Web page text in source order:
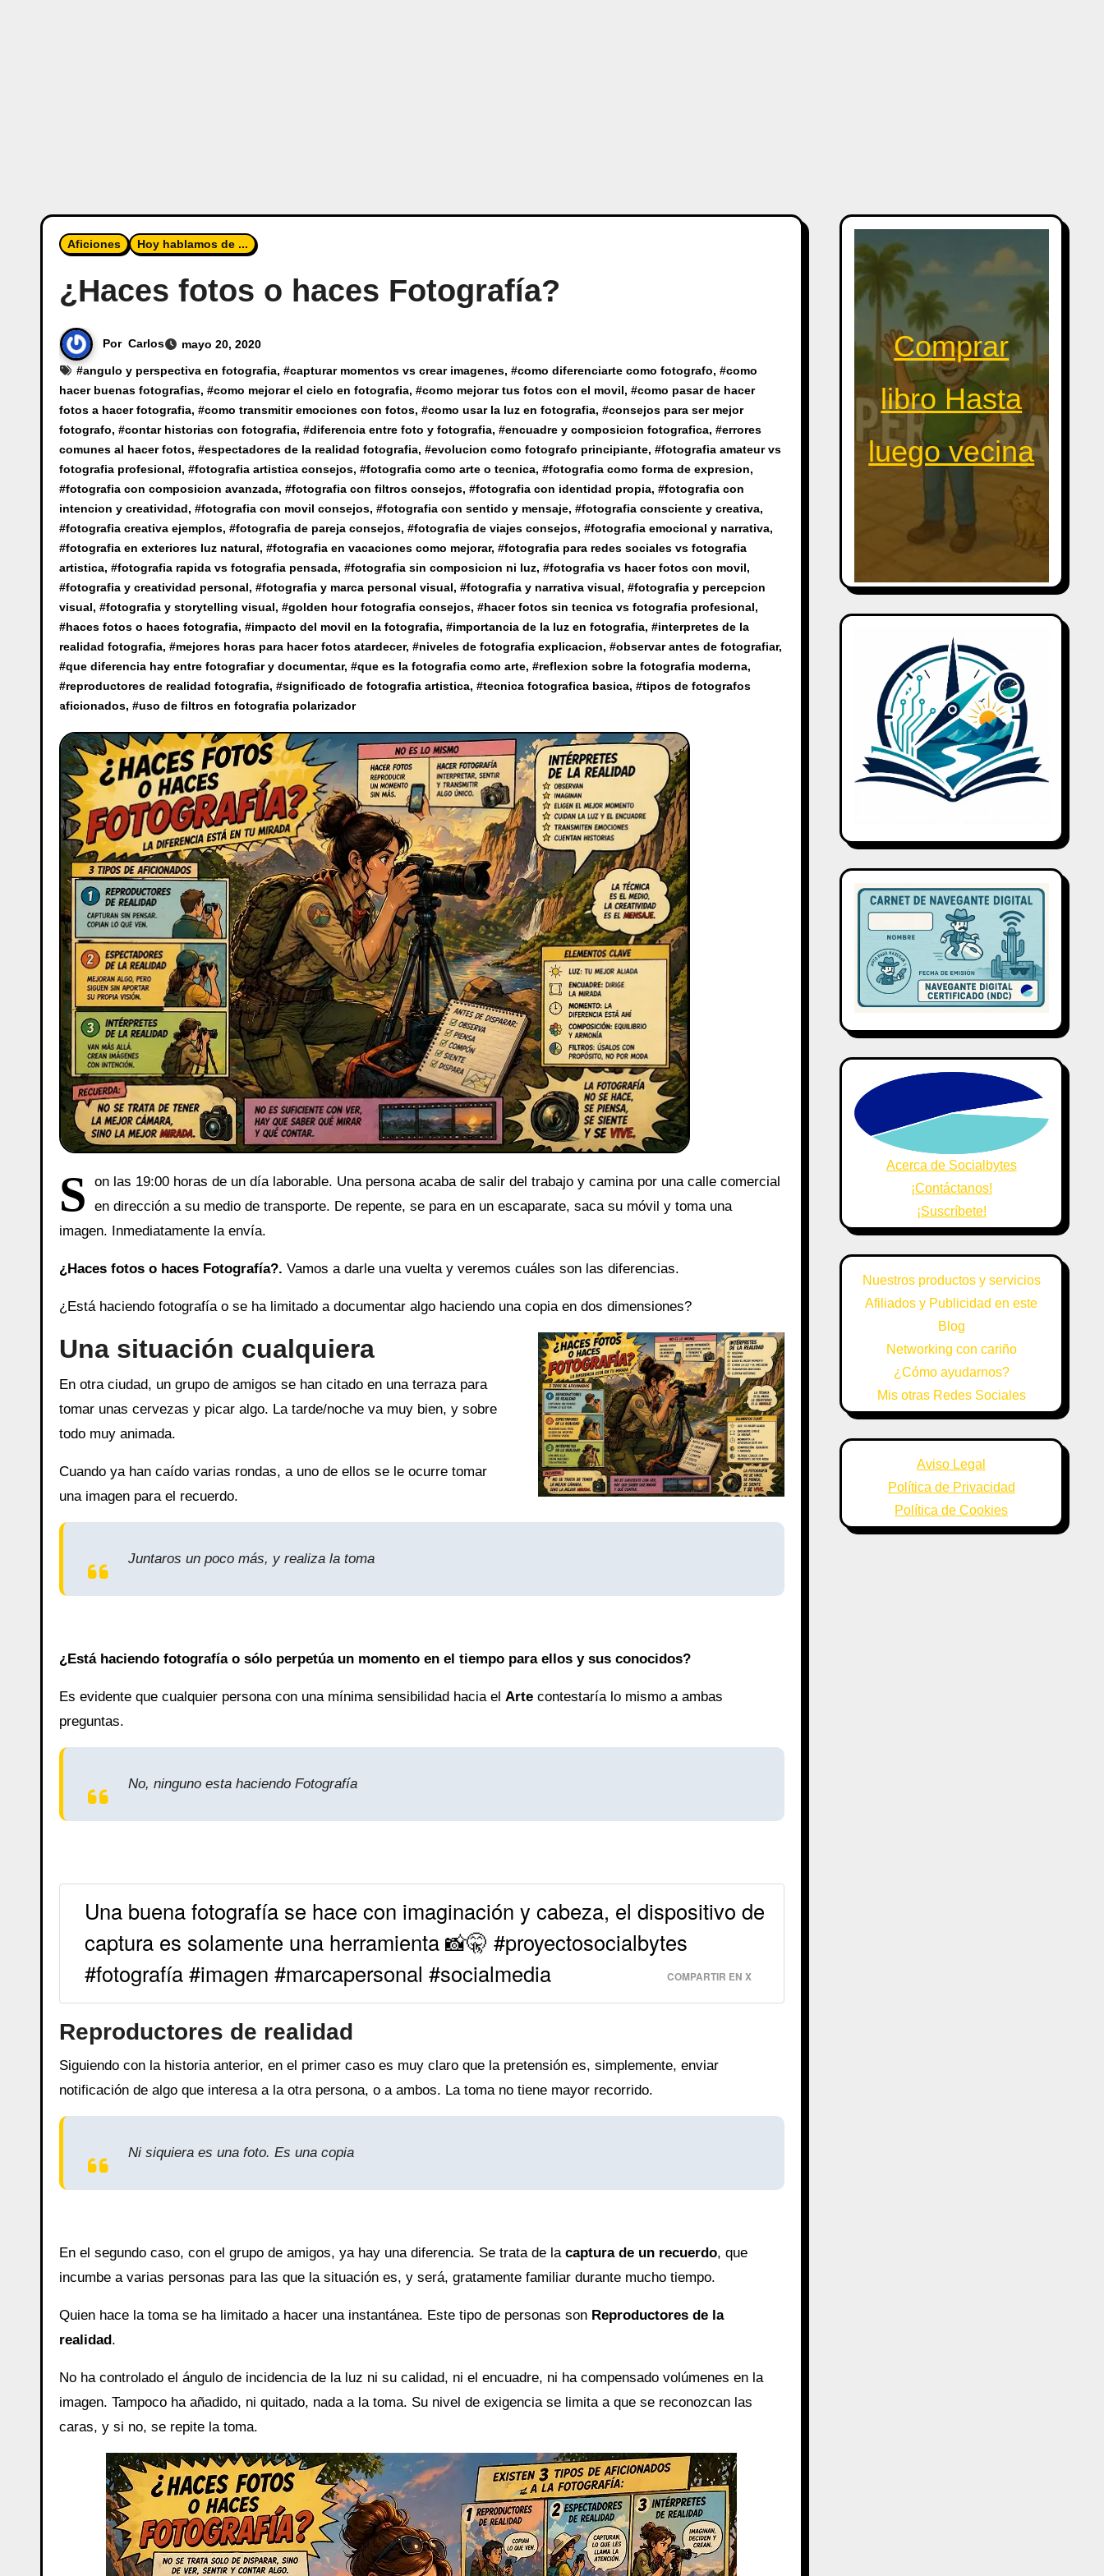
Aficiones Hoy hablamos de ...
¿Haces fotos o haces Fotografía?
Por Carlos
mayo 20, 2020
#angulo y perspectiva en fotografia, #capturar momentos vs crear imagenes, #como diferenciarte como fotografo, #como
hacer buenas fotografias, #como mejorar el cielo en fotografia, #como mejorar tus fotos con el movil, #como pasar de hacer
fotos a hacer fotografia, #como transmitir emociones con fotos, #como usar la luz en fotografia, #consejos para ser mejor
fotografo, #contar historias con fotografia, #diferencia entre foto y fotografia, #encuadre y composicion fotografica, #errores
comunes al hacer fotos, #espectadores de la realidad fotografia, #evolucion como fotografo principiante, #fotografia amateur vs
fotografia profesional, #fotografia artistica consejos, #fotografia como arte o tecnica, #fotografia como forma de expresion,
#fotografia con composicion avanzada, #fotografia con filtros consejos, #fotografia con identidad propia, #fotografia con
intencion y creatividad, #fotografia con movil consejos, #fotografia con sentido y mensaje, #fotografia consciente y creativa,
#fotografia creativa ejemplos, #fotografia de pareja consejos, #fotografia de viajes consejos, #fotografia emocional y narrativa,
#fotografia en exteriores luz natural, #fotografia en vacaciones como mejorar, #fotografia para redes sociales vs fotografia
artistica, #fotografia rapida vs fotografia pensada, #fotografia sin composicion ni luz, #fotografia vs hacer fotos con movil,
#fotografia y creatividad personal, #fotografia y marca personal visual, #fotografia y narrativa visual, #fotografia y percepcion
visual, #fotografia y storytelling visual, #golden hour fotografia consejos, #hacer fotos sin tecnica vs fotografia profesional,
#haces fotos o haces fotografia, #impacto del movil en la fotografia, #importancia de la luz en fotografia, #interpretes de la
realidad fotografia, #mejores horas para hacer fotos atardecer, #niveles de fotografia explicacion, #observar antes de fotografiar,
#que diferencia hay entre fotografiar y documentar, #que es la fotografia como arte, #reflexion sobre la fotografia moderna,
#reproductores de realidad fotografia, #significado de fotografia artistica, #tecnica fotografica basica, #tipos de fotografos
aficionados, #uso de filtros en fotografia polarizador
S
on las 19:00 horas de un día laborable. Una persona acaba de salir del trabajo y camina por una calle comercial
en dirección a su medio de transporte. De repente, se para en un escaparate, saca su móvil y toma una
imagen. Inmediatamente la envía.
¿Haces fotos o haces Fotografía?. Vamos a darle una vuelta y veremos cuáles son las diferencias.
¿Está haciendo fotografía o se ha limitado a documentar algo haciendo una copia en dos dimensiones?
Una situación cualquiera
En otra ciudad, un grupo de amigos se han citado en una terraza para
tomar unas cervezas y picar algo. La tarde/noche va muy bien, y sobre
todo muy animada.
Cuando ya han caído varias rondas, a uno de ellos se le ocurre tomar
una imagen para el recuerdo.
Juntaros un poco más, y realiza la toma
¿Está haciendo fotografía o sólo perpetúa un momento en el tiempo para ellos ysus conocidos?
Es evidente que cualquier persona con una mínima sensibilidad hacia el Arte contestaría lo mismo a ambas
preguntas.
No, ninguno esta haciendo Fotografía
Una buena fotografía se hace con imaginación y cabeza, el dispositivo de
captura es solamente una herramienta 📸🤫 #proyectosocialbytes
#fotografía #imagen #marcapersonal #socialmedia
COMPARTIR EN X
Reproductores de realidad
Siguiendo con la historia anterior, en el primer caso es muy claro que la pretensión es, simplemente, enviar
notificación de algo que interesa a la otra persona, o a ambos. La toma no tiene mayor recorrido.
Ni siquiera es una foto. Es una copia
En el segundo caso, con el grupo de amigos, ya hay una diferencia. Se trata de la captura de un recuerdo, que
incumbe a varias personas para las que la situación es, y será, gratamente familiar durante mucho tiempo.
Quien hace la toma se ha limitado a hacer una instantánea. Este tipo de personas son Reproductores de la
realidad.
No ha controlado el ángulo de incidencia de la luz ni su calidad, ni el encuadre, ni ha compensado volúmenes en la
imagen. Tampoco ha añadido, ni quitado, nada a la toma. Su nivel de exigencia se limita a que se reconozcan las
caras, y si no, se repite la toma.
Comprar
libro Hasta
luego vecina
Acerca de Socialbytes
¡Contáctanos!
¡Suscríbete!
Nuestros productos y servicios
Afiliados y Publicidad en este
Blog
Networking con cariño
¿Cómo ayudarnos?
Mis otras Redes Sociales
Aviso Legal
Política de Privacidad
Política de Cookies